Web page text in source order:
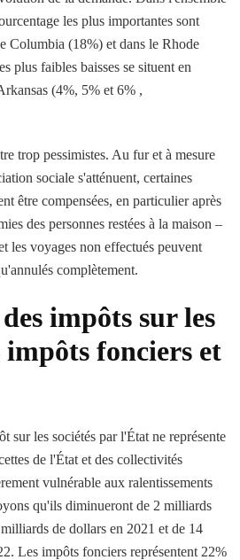
les plus importantes sont
Columbia (18%) et dans le Rhode
plus faibles baisses se situent en
(4%, 5% et 6% ,
trop pessimistes. Au fur et à mesure
sociale s'atténuent, certaines
être compensées, en particulier après
des personnes restées à la maison –
les voyages non effectués peuvent
complètement.
impôts sur les
impôts fonciers et
sur les sociétés par l'État ne représente
de l'État et des collectivités
vulnérable aux ralentissements
qu'ils diminueront de 2 milliards
de dollars en 2021 et de 14
Les impôts fonciers représentent 22%